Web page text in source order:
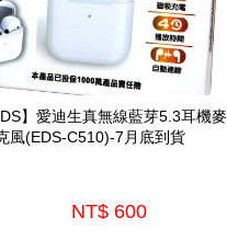
】愛迪生真無線藍芽5.3耳機麥
風(EDS-C510)-7月底到貨
NT$ 600